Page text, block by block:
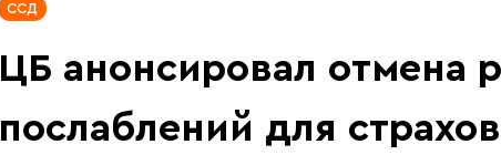
ССД
ЦБ анонсировал отмена
послаблений для